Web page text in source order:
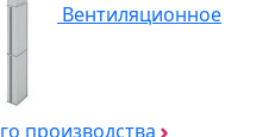
Вентиляционное
производства